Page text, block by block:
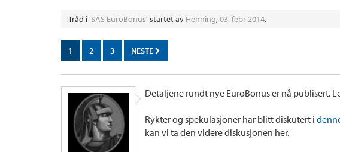
Tråd i 'SAS EuroBonus' startet av Henning,03. febr 2014.
1 2 3 NESTE
Detaljene rundt nye EuroBonus er nå publisert.
Rykter og spekulasjoner har blitt diskutert i
kan vi ta den videre diskusjonen her.